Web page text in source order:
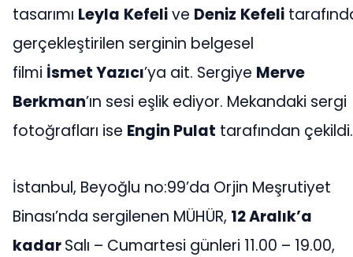
tasarımı Leyla Kefelive Deniz Kefeli
gerçekleştirilen serginin belgesel
filmi İsmetYazıcı’ya ait. Sergiye Merve
Berkman’ın sesi eşlik ediyor. Mekandaki sergi
fotoğrafları ise Engin Pulat tarafından çekildi.
İstanbul, Beyoğlu no:99’da Orjin Meşrutiyet
Binası’nda sergilenen MÜHÜR, 12 Aralık’a
kadarSalı – Cumartesi günleri 11.00 – 19.00,